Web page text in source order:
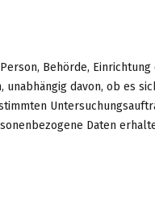
Behörde,
davon, ob es
Daten